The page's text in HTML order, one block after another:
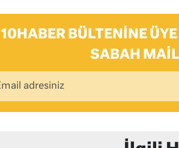
10HABER BÜLTENINE
SABAH